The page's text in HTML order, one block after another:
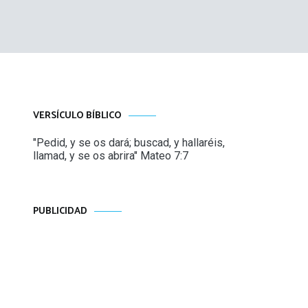
VERSÍCULO BÍBLICO
"Pedid, y se os dará; buscad, y hallaréis,
llamad, y se os abrira" Mateo 7:7
PUBLICIDAD